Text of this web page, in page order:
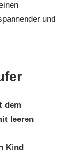
und
dem
leeren
Kind